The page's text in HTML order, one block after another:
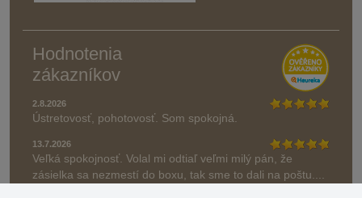
Hodnotenia
zákazníkov
2.8.2026
Ústretovosť, pohotovosť. Som spokojná.
13.7.2026
Veľká spokojnosť. Volal mi odtiaľ veľmi milý pán, že
zásielka sa nezmestí do boxu, tak sme to dali na poštu....